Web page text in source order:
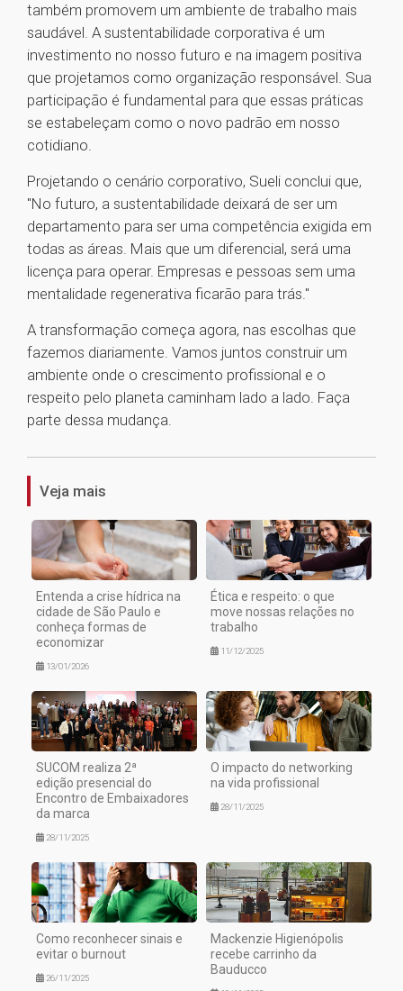
também promovem um ambiente de trabalho mais
saudável. A sustentabilidade corporativa é um
investimento no nosso futuro e na imagem positiva
que projetamos como organização responsável. Sua
participação é fundamental para que essas práticas
se estabeleçam como o novo padrão em nosso
cotidiano.
Projetando o cenário corporativo, Sueli conclui que,
"No futuro, a sustentabilidade deixará de ser um
departamento para ser uma competência exigida em
todas as áreas. Mais que um diferencial, será uma
licença para operar. Empresas e pessoas sem uma
mentalidade regenerativa ficarão para trás."
A transformação começa agora, nas escolhas que
fazemos diariamente. Vamos juntos construir um
ambiente onde o crescimento profissional e o
respeito pelo planeta caminham lado a lado. Faça
parte dessa mudança.
Veja mais
Entenda a crise hídrica na
cidade de São Paulo e
conheça formas de
economizar
13/01/2026
Ética e respeito: o que
move nossas relações no
trabalho
11/12/2025
SUCOM realiza 2ª
edição presencial do
Encontro de Embaixadores
da marca
28/11/2025
O impacto do networking
na vida profissional
28/11/2025
Como reconhecer sinais e
evitar o burnout
26/11/2025
Mackenzie Higienópolis
recebe carrinho da
Bauducco